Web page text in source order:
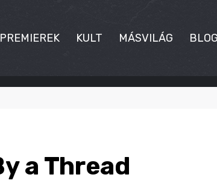
PREMIEREK KULT MÁSVILÁG BLOG
a Thread